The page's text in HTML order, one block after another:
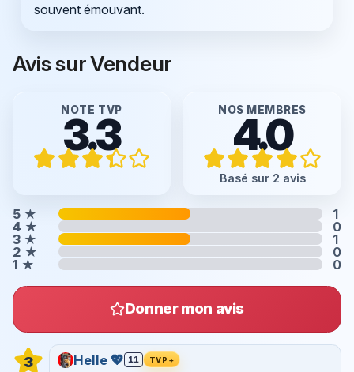
souvent émouvant.
Avis sur Vendeur
NOTE TVP
3.3 NOS MEMBRES
4.0
Basé sur 2 avis
5 ★
1
4 ★
0
3 ★
1
2 ★
0
1 ★ 0
Donner mon avis
3 Helle 💖 11 TVP+